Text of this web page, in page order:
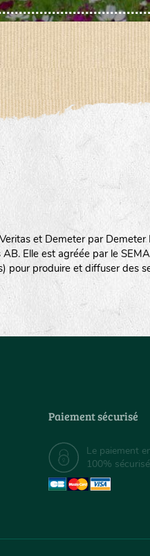
et Demeter par Demeter
Elle est agréée par le
pour produire et diffuser des
Paiement sécurisé
Le paiement
100% sécurisé